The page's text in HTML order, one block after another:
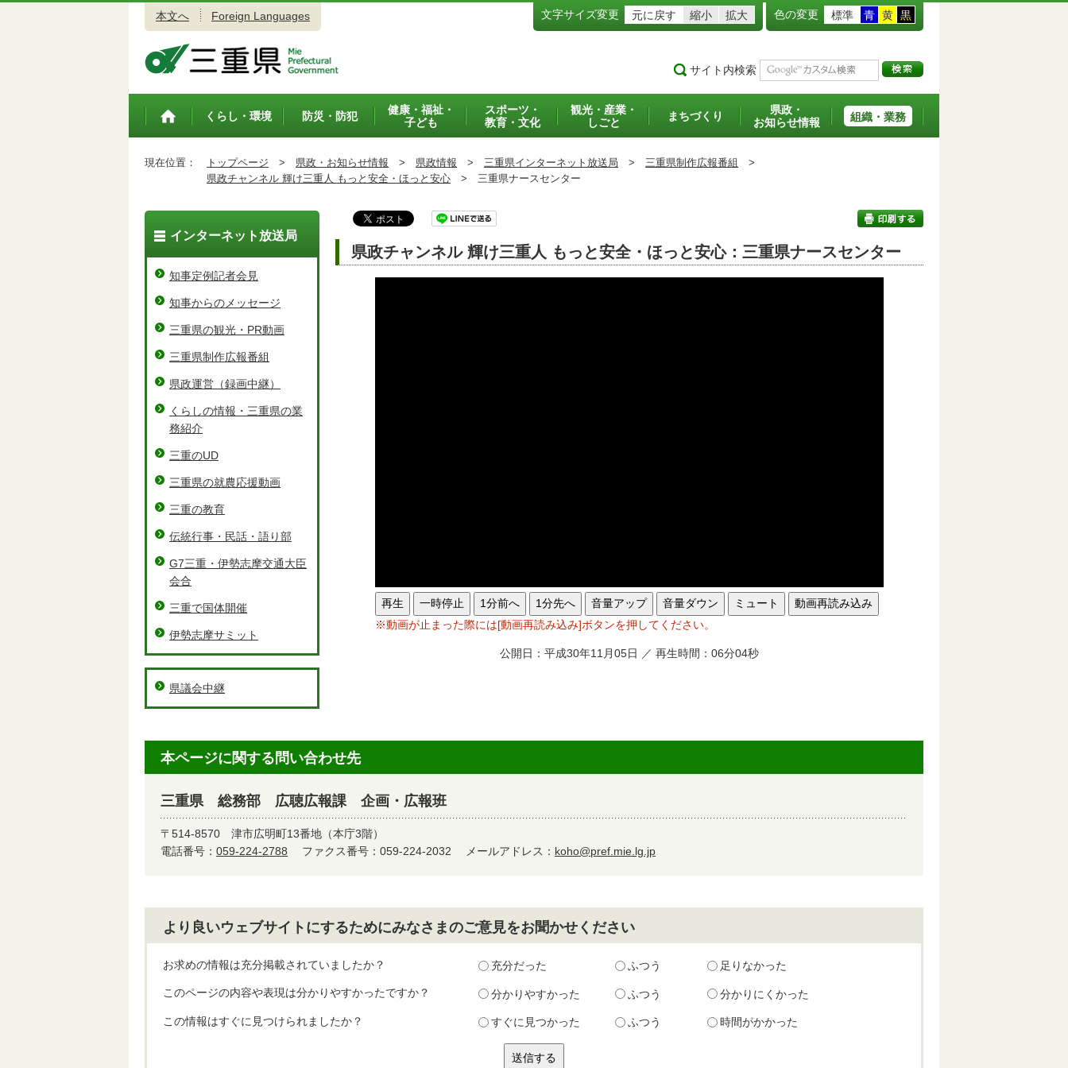
本文へ Foreign Languages 文字サイズ変更 元に戻す 縮小 拡大 色の変更 標準 青 黄 黒
サイト内検索
トップペ
くらし・環境 防災・防犯
健康・福祉・
子ども
スポーツ・
教育・文化
観光・産業・
しごと
まちづくり
県政・
お知らせ情報
組織・業務
現在位置： トップページ > 県政・お知らせ情報 > 県政情報 > 三重県インターネット放送局 > 三重県制作広報番組
>
県政チャンネル 輝け三重人 もっと安全・ほっと安心 > 三重県ナースセンター
県政チャンネル 輝け三重人 もっと安全・ほっと安心：三重県ナースセンター
再生 一時停止 1分前へ 1分先へ 音量アップ 音量ダウン ミュート
動画再読み込み
※動画が止まった際には[動画再読み込み]ボタンを押してください。
公開日：平成30年11月05日 ／ 再生時間：06分04秒
インターネット放送局
知事定例記者会見
知事からのメッセージ
三重県の観光・PR動画
三重県制作広報番組
県政運営（録画中継）
くらしの情報・三重県の業
務紹介
三重のUD
三重県の就農応援動画
三重の教育
伝統行事・民話・語り部
G7三重・伊勢志摩交通大臣
会合
三重で国体開催
伊勢志摩サミット
県議会中継
本ページに関する問い合わせ先
三重県 総務部 広聴広報課 企画・広報班
〒514-8570 津市広明町13番地（本庁3階）
電話番号： 059-224-2788 ファクス番号：059-224-2032 メールアドレス： koho@pref.mie.lg.jp
より良いウェブサイトにするためにみなさまのご意見をお聞かせください
お求めの情報は充分掲載されていましたか？ 充分だった ふつう 足りなかった
このページの内容や表現は分かりやすかったですか？ 分かりやすかった ふつう 分かりにくかった
この情報はすぐに見つけられましたか？ すぐに見つかった ふつう 時間がかかった